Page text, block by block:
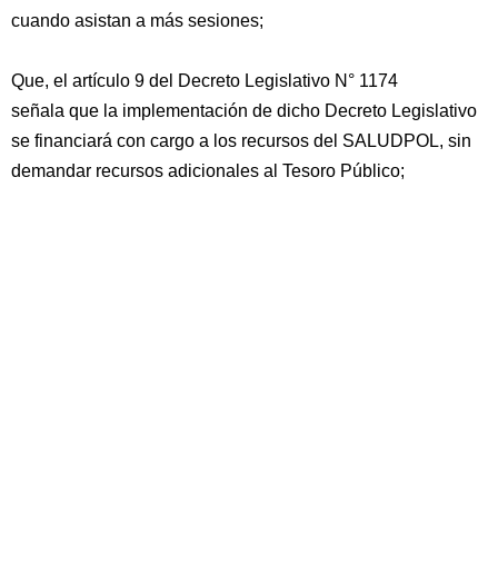
cuando asistan a más sesiones;
Que, el artículo 9 del Decreto Legislativo N° 1174
señala que la implementación de dicho Decreto Legislativo
se financiará con cargo a los recursos del SALUDPOL, sin
demandar recursos adicionales al Tesoro Público;